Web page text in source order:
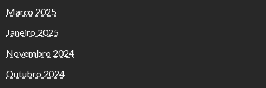
Março 2025
Janeiro 2025
Novembro 2024
Outubro 2024